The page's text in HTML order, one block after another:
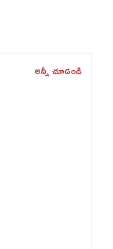
అన్నీ చూడండి